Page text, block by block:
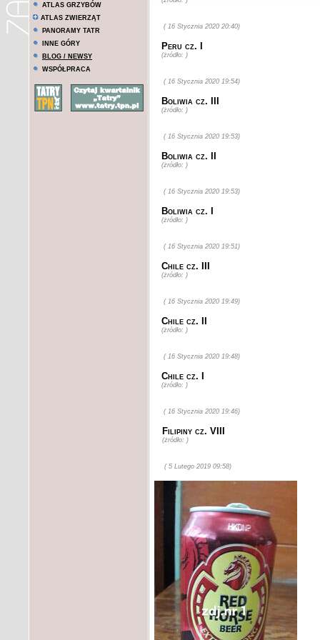
ATLAS GRZYBÓW
ATLAS ZWIERZĄT
PANORAMY TATR
INNE GÓRY
BLOG / NEWSY
WSPÓŁPRACA
( 16 Stycznia 2020 20:40)
Peru cz. I
(żródło: )
( 16 Stycznia 2020 19:54)
Boliwia cz. III
(żródło: )
( 16 Stycznia 2020 19:53)
Boliwia cz. II
(żródło: )
( 16 Stycznia 2020 19:53)
Boliwia cz. I
(żródło: )
( 16 Stycznia 2020 19:51)
Chile cz. III
(żródło: )
( 16 Stycznia 2020 19:49)
Chile cz. II
(żródło: )
( 16 Stycznia 2020 19:48)
Chile cz. I
(żródło: )
( 16 Stycznia 2020 19:46)
Filipiny cz. VIII
(żródło: )
( 5 Lutego 2019 09:58)